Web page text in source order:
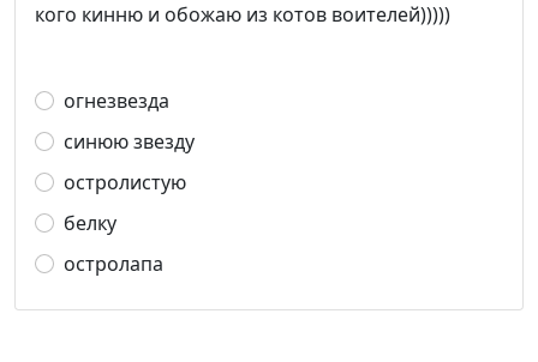
кого кинню и обожаю из котов воителей)))))
огнезвезда
синюю звезду
остролистую
белку
остролапа